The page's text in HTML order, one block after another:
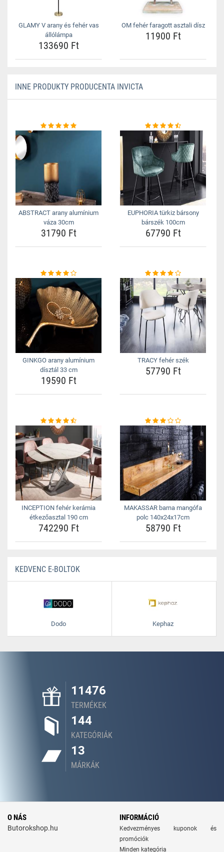
GLAMY V arany és fehér vas
állólámpa
133690 Ft
OM fehér faragott asztali dísz
11900 Ft
INNE PRODUKTY PRODUCENTA INVICTA
ABSTRACT arany alumínium
váza 30cm
31790 Ft
EUPHORIA türkiz bársony
bárszék 100cm
67790 Ft
GINKGO arany alumínium
dísztál 33 cm
19590 Ft
TRACY fehér szék
57790 Ft
INCEPTION fehér kerámia
étkezőasztal 190 cm
742290 Ft
MAKASSAR barna mangófa
polc 140x24x17cm
58790 Ft
KEDVENC E-BOLTOK
Dodo Kephaz
11476
TERMÉKEK
144
KATEGÓRIÁK
13
MÁRKÁK
O NÁS
Butorokshop.hu
INFORMÁCIÓ
Kedvezményes kuponok és
promóciók
Minden kategória